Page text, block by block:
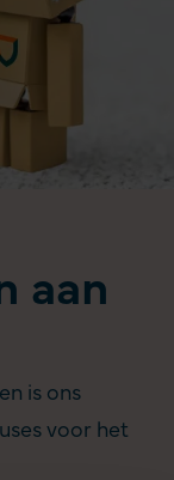
aan
is ons
voor het